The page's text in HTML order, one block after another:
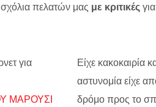
πελατών μας με κριτικές
για
ΜΑΡΟΥΣΙ
Είχε κακοκαιρία
αστυνομία είχε
δρόμο προς το